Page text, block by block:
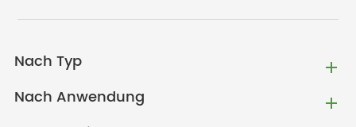
Nach Typ
Nach Anwendung